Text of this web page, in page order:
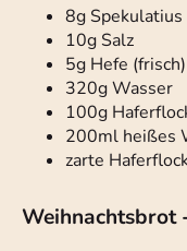
8g
10g Salz
5g Hefe (frisch)
320g Wasser
100g
200ml heißes
zarte
Weihnachtsbrot